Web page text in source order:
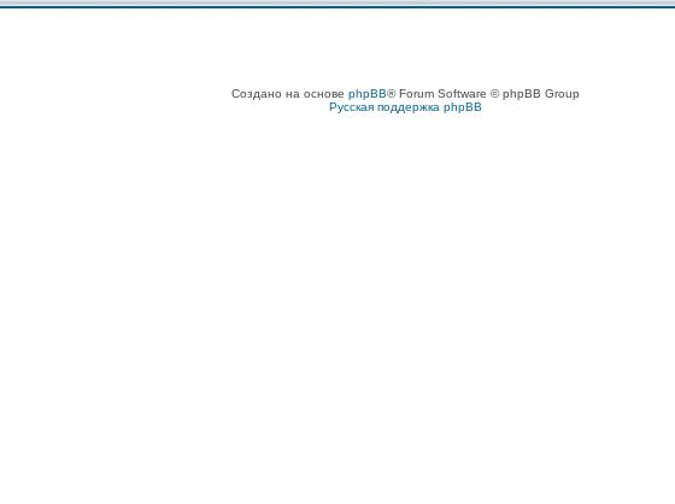
Создано на основе phpBB® Forum Software © phpBB Group
Русская поддержка phpBB